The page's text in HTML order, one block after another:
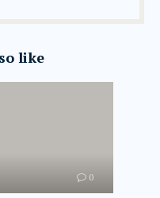
like
0